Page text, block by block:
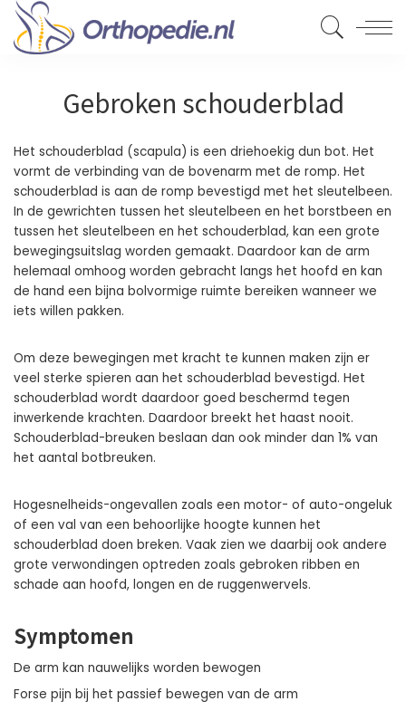
Gebroken schouderblad
Het schouderblad (scapula) is een driehoekig dun bot. Het
vormt de verbinding van de bovenarm met de romp. Het
schouderblad is aan de romp bevestigd met het sleutelbeen.
In de gewrichten tussen het sleutelbeen en het borstbeen en
tussen het sleutelbeen en het schouderblad, kan een grote
bewegingsuitslag worden gemaakt. Daardoor kan de arm
helemaal omhoog worden gebracht langs het hoofd en kan
de hand een bijna bolvormige ruimte bereiken wanneer we
iets willen pakken.
Om deze bewegingen met kracht te kunnen maken zijn er
veel sterke spieren aan het schouderblad bevestigd. Het
schouderblad wordt daardoor goed beschermd tegen
inwerkende krachten. Daardoor breekt het haast nooit.
Schouderblad-breuken beslaan dan ook minder dan 1% van
het aantal botbreuken.
Hogesnelheids-ongevallen zoals een motor- of auto-ongeluk
of een val van een behoorlijke hoogte kunnen het
schouderblad doen breken. Vaak zien we daarbij ook andere
grote verwondingen optreden zoals gebroken ribben en
schade aan hoofd, longen en de ruggenwervels.
Symptomen
De arm kan nauwelijks worden bewogen
Forse pijn bij het passief bewegen van de arm